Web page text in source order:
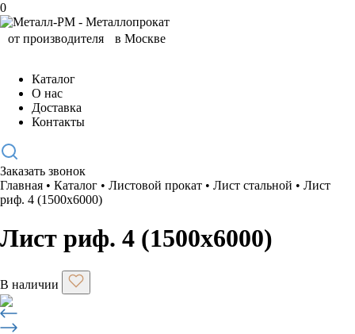
0
Каталог
О нас
Доставка
Контакты
Заказать звонок
Главная • Каталог • Листовой прокат • Лист стальной • Лист
риф. 4 (1500х6000)
Лист риф. 4 (1500х6000)
В наличии